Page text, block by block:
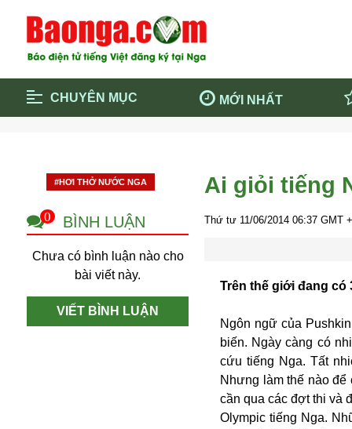
CHUYÊN MỤC MỚI NHẤT
Cộng đồng
Thông
Cuộc sống quanh ta
Khám
Quảng cáo
#HƠI THỞ NƯỚC NGA
0 BÌNH LUẬN
Chưa có bình luận nào cho
bài viết này.
VIẾT BÌNH LUẬN
Ai giỏi tiếng
Thứ tư 11/06/2014 06:37 GMT
Trên thế giới đang có
Ngôn ngữ của
biến. Ngày càng có
cứu tiếng Nga. Tất
Nhưng làm thế nào
cần qua các đợt thi và
Olympic tiếng Nga.